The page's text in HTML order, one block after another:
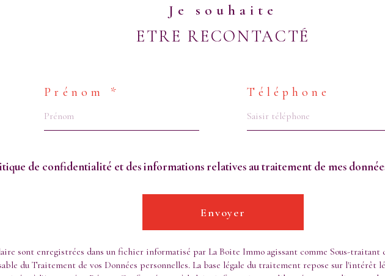
Je souhaite
ETRE RECONTACTÉ
Prénom * Téléphone
de confidentialité et des informations relatives au traitement de mes
Envoyer
sont enregistrées dans un fichier informatisé par La Boite Immo agissant comme Sous-
du Traitement de vos Données personnelles. La base légale du traitement repose sur l'intérêt